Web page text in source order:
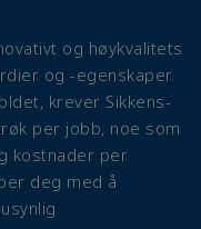
og høykvalitets
og -egenskaper.
krever Sikkens-
per jobb, noe som
kostnader per
deg med å